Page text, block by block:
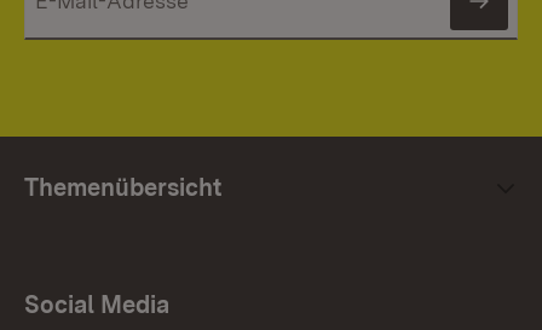
Themenübersicht
Social Media